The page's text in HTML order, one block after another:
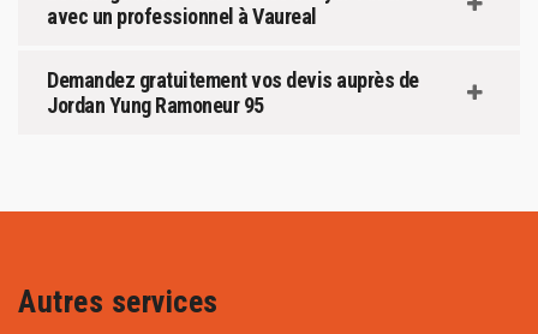
avec un professionnel à Vaureal
Demandez gratuitement vos devis auprès de
Jordan Yung Ramoneur 95
Autres services